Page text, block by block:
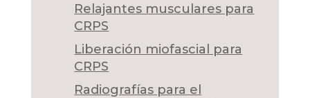
Relajantes musculares para
CRPS
Liberación miofascial para
CRPS
Radiografías para el